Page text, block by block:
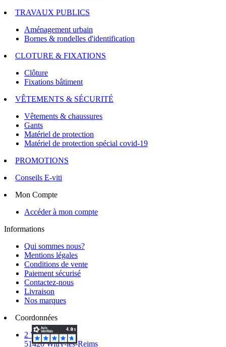
TRAVAUX PUBLICS
Aménagement urbain
Bornes & rondelles d'identification
CLOTURE & FIXATIONS
Clôture
Fixations bâtiment
VÊTEMENTS & SÉCURITÉ
Vêtements & chaussures
Gants
Matériel de protection
Matériel de protection spécial covid-19
PROMOTIONS
Conseils E-viti
Mon Compte
Accéder à mon compte
Informations
Qui sommes nous?
Mentions légales
Conditions de vente
Paiement sécurisé
Contactez-nous
Livraison
Nos marques
Coordonnées
2 Voie d'Isles
51420 Witry-lès-Reims